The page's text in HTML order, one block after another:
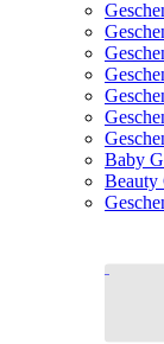
Baby
Beauty